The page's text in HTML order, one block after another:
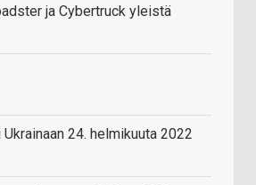
ja Cybertruck yleistä
24. helmikuuta 2022